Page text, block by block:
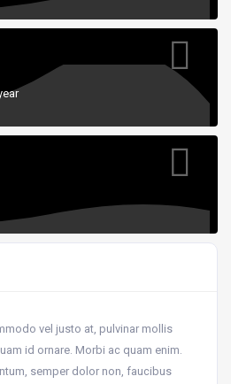
vel justo at, pulvinar mollis
id ornare. Morbi ac quam enim.
semper dolor non, faucibus